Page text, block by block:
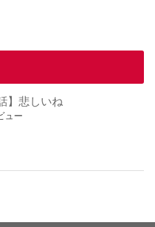
】悲しいね
ュー